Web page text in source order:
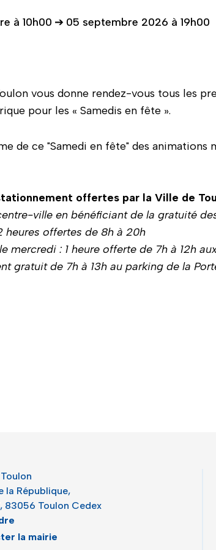
à 10h00 ➔ 05 septembre 2026 à 19h00
vous donne rendez-vous tous les
pour les « Samedis en fête ».
de ce "Samedi en fête" des
offertes par la Ville de
ville en bénéficiant de la gratuité
heures offertes de 8h à 20h
mercredi : 1 heure offerte de 7h à 12h
gratuit de 7h à 13h au parking de la
la République,
83056 Toulon Cedex
la mairie